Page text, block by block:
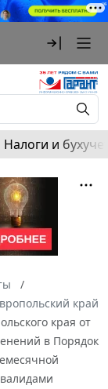
Налоги и
край
края от
в Порядок